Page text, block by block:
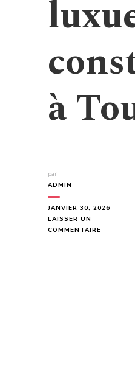
à
par
ADMIN
JANVIER 30, 2026
LAISSER UN
COMMENTAIRE